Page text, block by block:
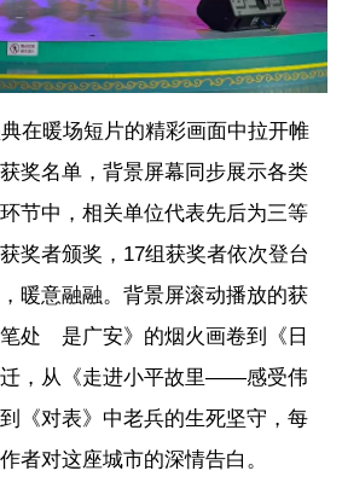
在暖场短片的精彩画面中拉开帷
奖名单，背景屏幕同步展示各类
节中，相关单位代表先后为三等
奖者颁奖，17组获奖者依次登台
暖意融融。背景屏滚动播放的获
处 是广安》的烟火画卷到《日
迁，从《走进小平故里——感受伟
《对表》中老兵的生死坚守，每
者对这座城市的深情告白。